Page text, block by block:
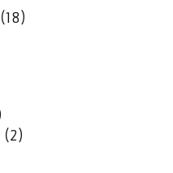
(18)
(2)